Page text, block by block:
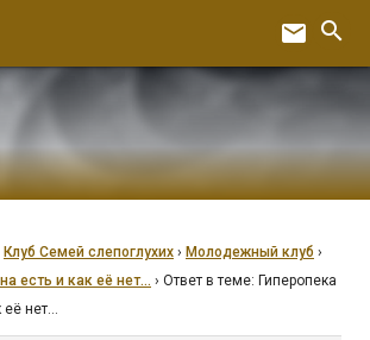
email search
Клуб Семей слепоглухих › Молодежный клуб ›
есть и как её нет… › Ответ в теме: Гиперопека
её нет…